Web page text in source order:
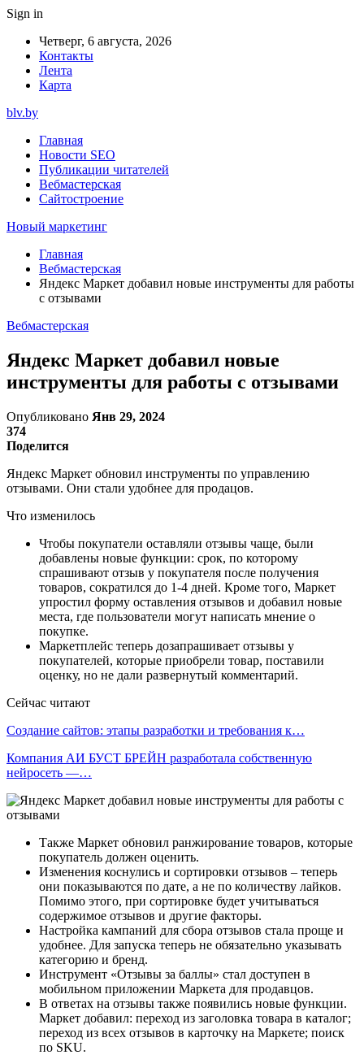
Sign in
Четверг, 6 августа, 2026
Контакты
Лента
Карта
blv.by
Главная
Новости SEO
Публикации читателей
Вебмастерская
Сайтостроение
Новый маркетинг
Главная
Вебмастерская
Яндекс Маркет добавил новые инструменты для работы
с отзывами
Вебмастерская
Яндекс Маркет добавил новые
инструменты для работы с отзывами
Опубликовано Янв 29, 2024
374
Поделится
Яндекс Маркет обновил инструменты по управлению
отзывами. Они стали удобнее для продацов.
Что изменилось
Чтобы покупатели оставляли отзывы чаще, были
добавлены новые функции: срок, по которому
спрашивают отзыв у покупателя после получения
товаров, сократился до 1-4 дней. Кроме того, Маркет
упростил форму оставления отзывов и добавил новые
места, где пользователи могут написать мнение о
покупке.
Маркетплейс теперь дозапрашивает отзывы у
покупателей, которые приобрели товар, поставили
оценку, но не дали развернутый комментарий.
Сейчас читают
Создание сайтов: этапы разработки и требования к…
Компания АИ БУСТ БРЕЙН разработала собственную
нейросеть —…
Также Маркет обновил ранжирование товаров, которые
покупатель должен оценить.
Изменения коснулись и сортировки отзывов – теперь
они показываются по дате, а не по количеству лайков.
Помимо этого, при сортировке будет учитываться
содержимое отзывов и другие факторы.
Настройка кампаний для сбора отзывов стала проще и
удобнее. Для запуска теперь не обязательно указывать
категорию и бренд.
Инструмент «Отзывы за баллы» стал доступен в
мобильном приложении Маркета для продавцов.
В ответах на отзывы также появились новые функции.
Маркет добавил: переход из заголовка товара в каталог;
переход из всех отзывов в карточку на Маркете; поиск
по SKU.